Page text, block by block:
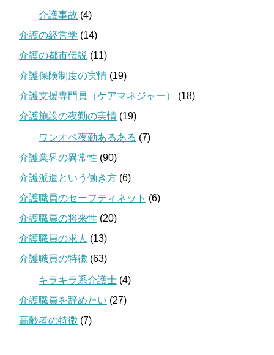
介護事故 (4)
介護の経営学 (14)
介護の都市伝説 (11)
介護保険制度の実情 (19)
介護支援専門員（ケアマネジャー）
(18)
介護施設の夜勤の実情 (19)
ワンオペ夜勤あるある (7)
介護業界の異常性 (90)
介護派遣という働き方 (6)
介護職員のセーフティネット (6)
介護職員の将来性 (20)
介護職員の求人 (13)
介護職員の特徴 (63)
キラキラ系介護士 (4)
介護職員を辞めたい (27)
高齢者の特徴 (7)